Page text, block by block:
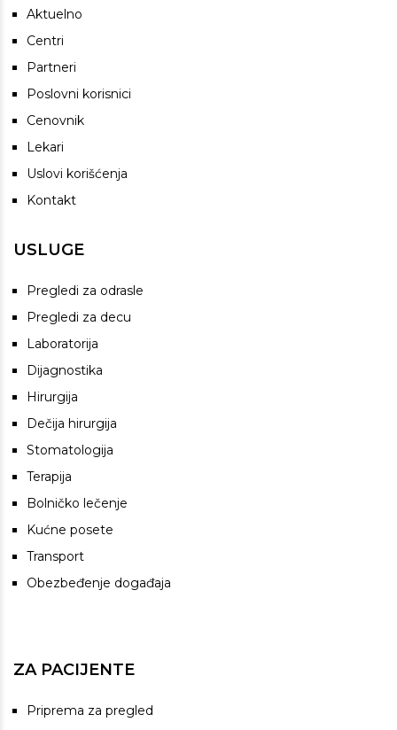
Aktuelno
Centri
Partneri
Poslovni korisnici
Cenovnik
Lekari
Uslovi korišćenja
Kontakt
USLUGE
Pregledi za odrasle
Pregledi za decu
Laboratorija
Dijagnostika
Hirurgija
Dečija hirurgija
Stomatologija
Terapija
Bolničko lečenje
Kućne posete
Transport
Obezbeđenje događaja
ZA PACIJENTE
Priprema za pregled